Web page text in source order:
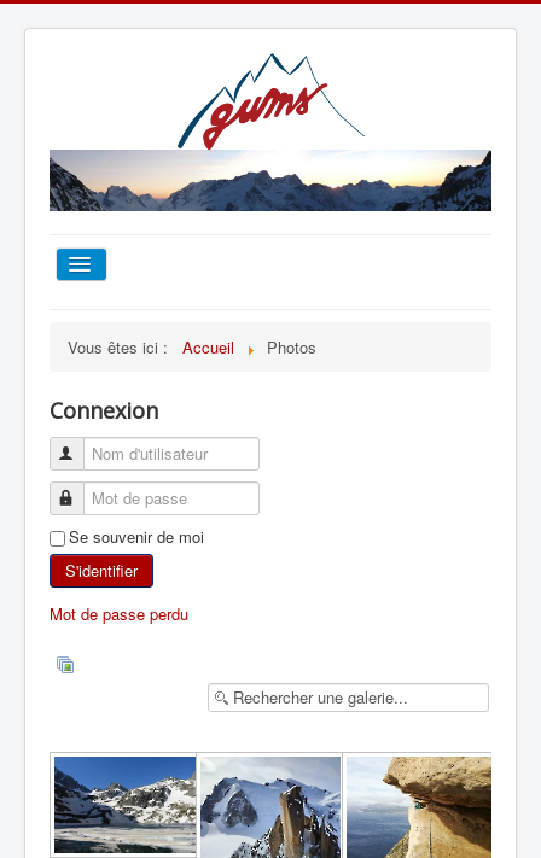
ESCALADE
ALPINISME
SKI DE RANDONNÉE
RANDONNÉE PÉDESTRE
RANDONNÉE SPORTIVE
Vous êtes ici : Accueil Photos
Connexion
Se souvenir de moi
S'identifier
Mot de passe perdu